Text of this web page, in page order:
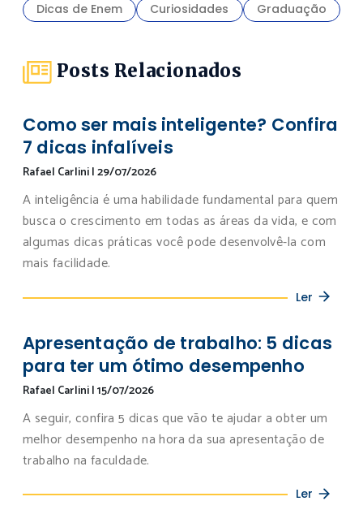
Dicas de Enem
Curiosidades Graduação
Posts Relacionados
Como ser mais inteligente? Confira
7 dicas infalíveis
Rafael Carlini|29/07/2026
A inteligência é uma habilidade fundamental para quem
busca o crescimento em todas as áreas da vida, e com
algumas dicas práticas você pode desenvolvê-la com
mais facilidade.
Ler
Apresentação de trabalho: 5 dicas
para ter um ótimo desempenho
Rafael Carlini|15/07/2026
A seguir, confira 5 dicas que vão te ajudar a obter um
melhor desempenho na hora da sua apresentação de
trabalho na faculdade.
Ler